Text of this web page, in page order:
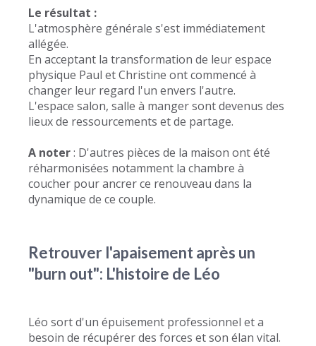
Le résultat :
L'atmosphère générale s'est immédiatement
allégée.
En acceptant la transformation de leur espace
physique Paul et Christine ont commencé à
changer leur regard l'un envers l'autre.
L'espace salon, salle à manger sont devenus des
lieux de ressourcements et de partage.
A noter: D'autres pièces de la maison ont été
réharmonisées notamment la chambre à
coucher pour ancrer ce renouveau dans la
dynamique de ce couple.
Retrouver l'apaisement après un
"burn out": L'histoire de Léo
Léo sort d'un épuisement professionnel et a
besoin de récupérer des forces et son élan vital.